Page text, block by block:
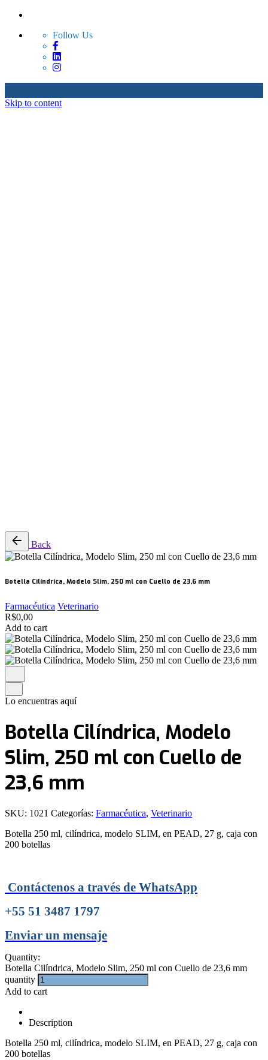
Follow Us
Skip to content
Back
Botella Cilíndrica, Modelo Slim, 250 ml con Cuello de 23,6 mm
Farmacéutica Veterinario
R$0,00
Add to cart
Lo encuentras aquí
Botella Cilíndrica, Modelo
Slim, 250 ml con Cuello de
23,6 mm
SKU: 1021 Categorías: Farmacéutica, Veterinario
Botella 250 ml, cilíndrica, modelo SLIM, en PEAD, 27 g, caja con
200 botellas
Contáctenos a través de WhatsApp
+55 51 3487 1797
Enviar un mensaje
Quantity:
Botella Cilíndrica, Modelo Slim, 250 ml con Cuello de 23,6 mm
quantity
Add to cart
Description
Botella 250 ml, cilíndrica, modelo SLIM, en PEAD, 27 g, caja con
200 botellas